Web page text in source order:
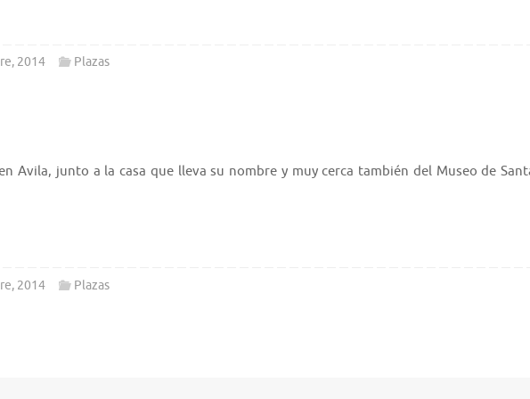
2014 Plazas
Avila, junto a la casa que lleva su nombre y muy cerca también del Museo de
2014 Plazas